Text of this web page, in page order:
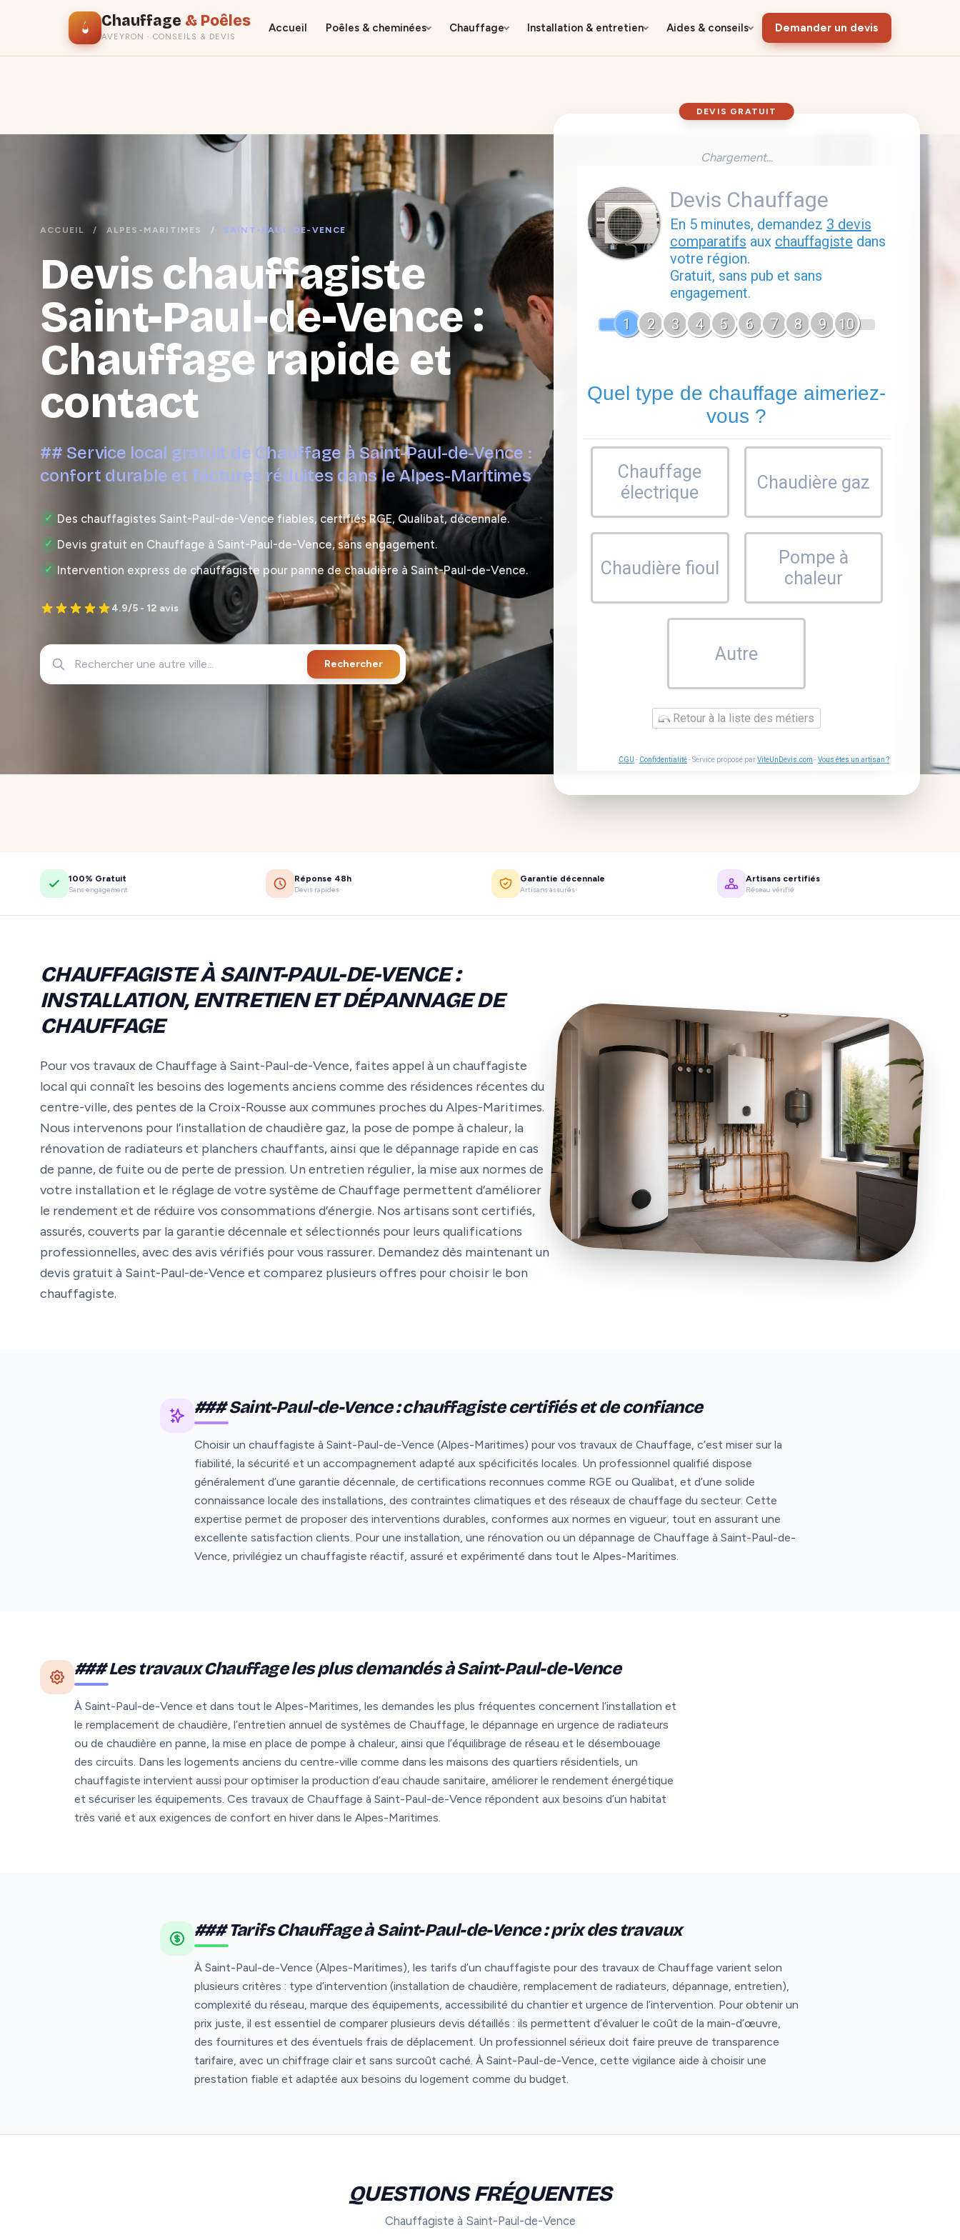
Chauffage & Poêles
AVEYRON · CONSEILS & DEVIS
Accueil Poêles & cheminées Chauffage Installation & entretien Aides & conseils Demander un devis
ACCUEIL / ALPES-MARITIMES / SAINT-PAUL-DE-VENCE
Devis chauffagiste
Saint-Paul-de-Vence :
Chauffage rapide et
contact
## Service local gratuit de Chauffage à Saint-Paul-de-Vence :
confort durable et factures réduites dans le Alpes-Maritimes
✓ Des chauffagistes Saint-Paul-de-Vence fiables, certifiés RGE, Qualibat, décennale.
✓ Devis gratuit en Chauffage à Saint-Paul-de-Vence, sans engagement.
✓ Intervention express de chauffagiste pour panne de chaudière à Saint-Paul-de-Vence.
4.9/5 - 12 avis
Rechercher
DEVIS GRATUIT
Chargement...
Devis Chauffage
En 5 minutes, demandez 3 devis
comparatifs aux chauffagiste dans
votre région.
Gratuit, sans pub et sans
engagement.
1
2 3 4 5 6 7 8 9 10
Quel type de chauffage aimeriez-
vous ?
Chauffage
électrique
Chaudière gaz
Chaudière fioul
Pompe à
chaleur
Autre
Retour à la liste des métiers
CGU - Confidentialité- Service proposé parViteUnDevis.com -Vous êtes un artisan ?
100% Gratuit
Sans engagement
Réponse 48h
Devis rapides
Garantie décennale
Artisans assurés
Artisans certifiés
Réseau vérifié
CHAUFFAGISTE À SAINT-PAUL-DE-VENCE :
INSTALLATION, ENTRETIEN ET DÉPANNAGE DE
CHAUFFAGE
Pour vos travaux de Chauffage à Saint-Paul-de-Vence, faites appel à un chauffagiste
local qui connaît les besoins des logements anciens comme des résidences récentes du
centre-ville, des pentes de la Croix-Rousse aux communes proches du Alpes-Maritimes.
Nous intervenons pour l’installation de chaudière gaz, la pose de pompe à chaleur, la
rénovation de radiateurs et planchers chauffants, ainsi que le dépannage rapide en cas
de panne, de fuite ou de perte de pression. Un entretien régulier, la mise aux normes de
votre installation et le réglage de votre système de Chauffage permettent d’améliorer
le rendement et de réduire vos consommations d’énergie. Nos artisans sont certifiés,
assurés, couverts par la garantie décennale et sélectionnés pour leurs qualifications
professionnelles, avec des avis vérifiés pour vous rassurer. Demandez dès maintenant un
devis gratuit à Saint-Paul-de-Vence et comparez plusieurs offres pour choisir le bon
chauffagiste.
### Saint-Paul-de-Vence : chauffagiste certifiés et de confiance
Choisir un chauffagiste à Saint-Paul-de-Vence (Alpes-Maritimes) pour vos travaux de Chauffage, c’est miser sur la
fiabilité, la sécurité et un accompagnement adapté aux spécificités locales. Un professionnel qualifié dispose
généralement d’une garantie décennale, de certifications reconnues comme RGE ou Qualibat, et d’une solide
connaissance locale des installations, des contraintes climatiques et des réseaux de chauffage du secteur. Cette
expertise permet de proposer des interventions durables, conformes aux normes en vigueur, tout en assurant une
excellente satisfaction clients. Pour une installation, une rénovation ou un dépannage de Chauffage à Saint-Paul-de-
Vence, privilégiez un chauffagiste réactif, assuré et expérimenté dans tout le Alpes-Maritimes.
### Les travaux Chauffage les plus demandés à Saint-Paul-de-Vence
À Saint-Paul-de-Vence et dans tout le Alpes-Maritimes, les demandes les plus fréquentes concernent l’installation et
le remplacement de chaudière, l’entretien annuel de systèmes de Chauffage, le dépannage en urgence de radiateurs
ou de chaudière en panne, la mise en place de pompe à chaleur, ainsi que l’équilibrage de réseau et le désembouage
des circuits. Dans les logements anciens du centre-ville comme dans les maisons des quartiers résidentiels, un
chauffagiste intervient aussi pour optimiser la production d’eau chaude sanitaire, améliorer le rendement énergétique
et sécuriser les équipements. Ces travaux de Chauffage à Saint-Paul-de-Vence répondent aux besoins d’un habitat
très varié et aux exigences de confort en hiver dans le Alpes-Maritimes.
### Tarifs Chauffage à Saint-Paul-de-Vence : prix des travaux
À Saint-Paul-de-Vence (Alpes-Maritimes), les tarifs d’un chauffagiste pour des travaux de Chauffage varient selon
plusieurs critères : type d’intervention (installation de chaudière, remplacement de radiateurs, dépannage, entretien),
complexité du réseau, marque des équipements, accessibilité du chantier et urgence de l’intervention. Pour obtenir un
prix juste, il est essentiel de comparer plusieurs devis détaillés : ils permettent d’évaluer le coût de la main-d’œuvre,
des fournitures et des éventuels frais de déplacement. Un professionnel sérieux doit faire preuve de transparence
tarifaire, avec un chiffrage clair et sans surcoût caché. À Saint-Paul-de-Vence, cette vigilance aide à choisir une
prestation fiable et adaptée aux besoins du logement comme du budget.
QUESTIONS FRÉQUENTES
Chauffagiste à Saint-Paul-de-Vence